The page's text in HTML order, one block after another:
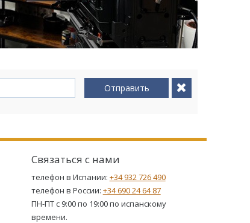
Отправить
Связаться с нами
телефон в Испании: +34 932 726 490
телефон в России: +34 690 24 64 87
ПН-ПТ с 9:00 по 19:00 по испанскому
времени.